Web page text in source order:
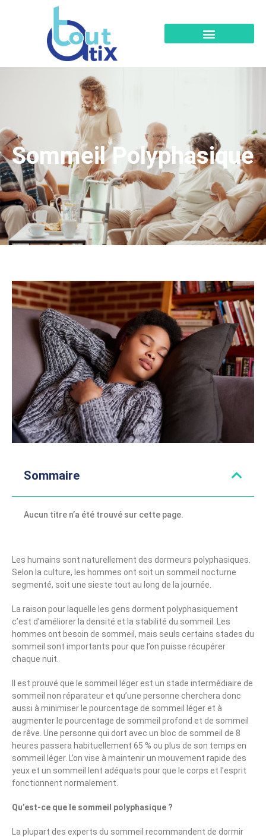
Sommeil Polyphasique
Sommaire
Aucun titre n’a été trouvé sur cette page.
Les humains sont naturellement des dormeurs polyphasiques.
Selon la culture, les hommes ont soit un sommeil nocturne
segmenté, soit une sieste tout au long de la journée.
La raison pour laquelle les gens dorment polyphasiquement
c’est d’améliorer la densité et la stabilité du sommeil. Les
hommes ont besoin de sommeil, mais seuls certains stades du
sommeil sont importants pour que l’on puisse récupérer
chaque nuit.
Il est prouvé que le sommeil léger est un stade intermédiaire de
sommeil non réparateur et qu’une personne cherchera donc
aussi à minimiser le pourcentage de sommeil léger et à
augmenter le pourcentage de sommeil profond et de sommeil
de rêve. Une personne qui dort avec un bloc de sommeil de 8
heures passera habituellement 65 % ou plus de son temps en
sommeil léger. L’on vise à maintenir un mouvement rapide des
yeux et un sommeil lent adéquats pour que le corps et l’esprit
fonctionnent normalement.
Qu’est-ce que le sommeil polyphasique ?
La plupart des experts du sommeil recommandent de dormir